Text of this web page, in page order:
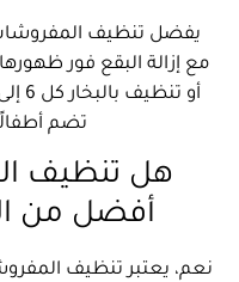
يفضل تنظيف المفروشات
مع إزالة البقع فور
تضم
هل تنظيف
أفضل من
نعم، يعتبر تنظيف